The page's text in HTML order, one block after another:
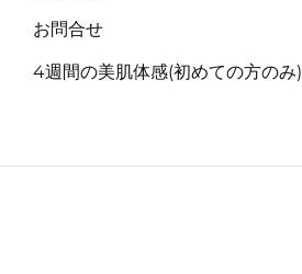
お問合せ
4週間の美肌体感(初めての方のみ)